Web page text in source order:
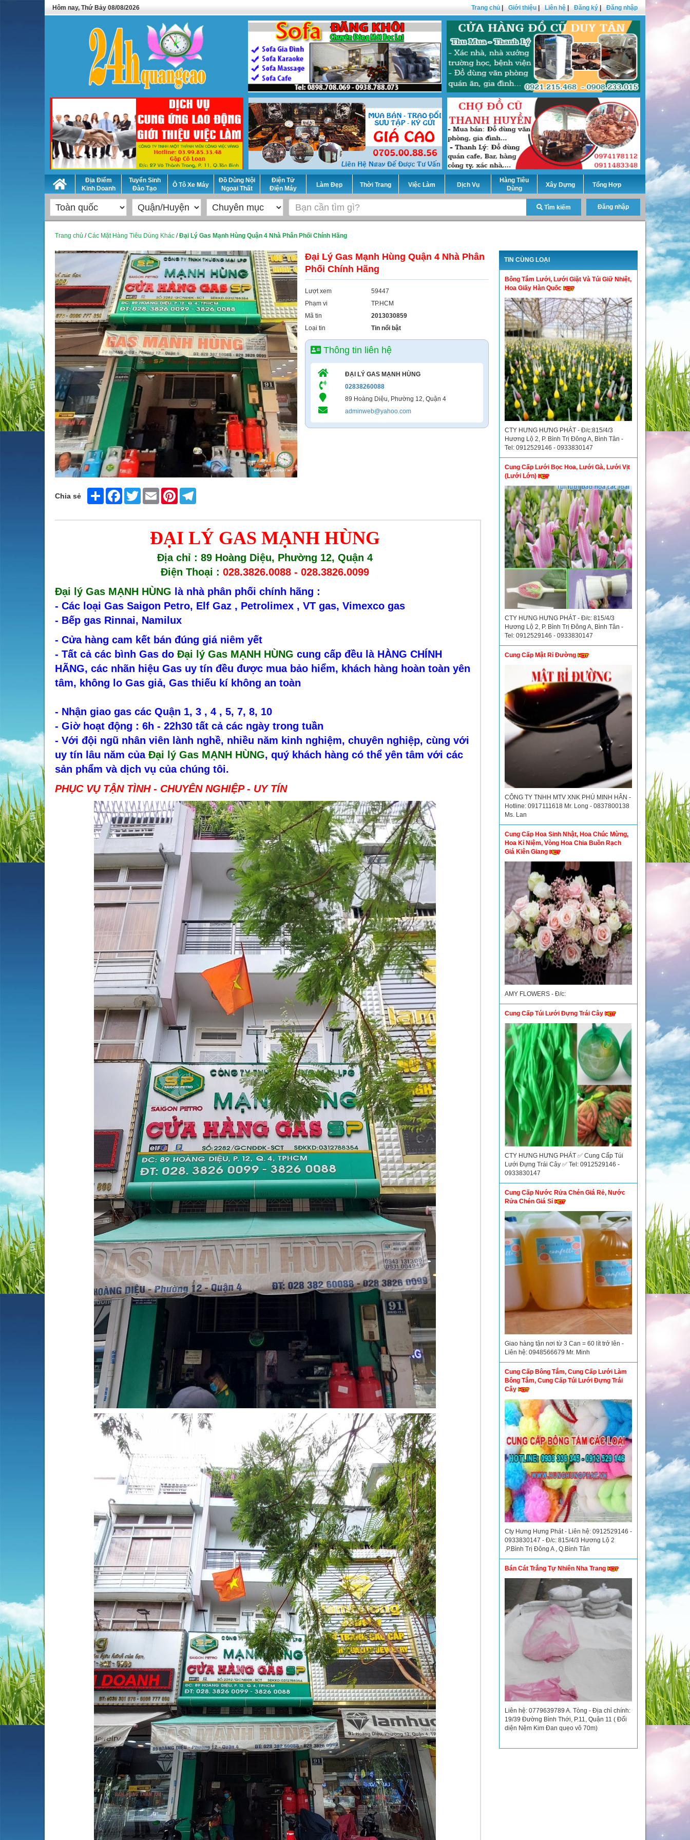
Hôm nay, Thứ Bảy 08/08/2026 Trang chủ Giới thiệu Liên hệ Đăng ký Đăng nhập
Địa Điểm
Kinh Doanh
Tuyển Sinh
Đào Tạo
Ô Tô Xe Máy
Đồ Dùng Nội
Ngoại Thất
Điện Tử
Điện Máy
Làm Đẹp Thời Trang Việc Làm Dịch Vụ
Hàng Tiêu
Dùng
Xây Dựng Tổng Hợp
Tìm kiếm Đăng nhập
Trang chủ /Các Mặt Hàng Tiêu Dùng Khác /Đại Lý Gas Mạnh Hùng Quận 4 Nhà Phân Phối Chính Hãng
Chia sẻ Share FacebookTwitter Email Pinterest
Đại Lý Gas Mạnh Hùng Quận 4 Nhà Phân
Phối Chính Hãng
Lượt xem
59447
Phạm vi
TP.HCM
Mã tin
2013030859
Loại tin
Tin nổi bật
Thông tin liên hệ
ĐẠI LÝ GAS MẠNH HÙNG
02838260088
89 Hoàng Diệu, Phường 12, Quận 4
adminweb@yahoo.com
ĐẠI LÝ GAS MẠNH HÙNG
Địa chỉ : 89 Hoàng Diệu, Phường 12, Quận 4
Điện Thoại : 028.3826.0088 - 028.3826.0099
Đại lý Gas MẠNH HÙNG là nhà phân phối chính hãng :
- Các loại Gas Saigon Petro, Elf Gaz , Petrolimex , VT gas, Vimexco gas
- Bếp gas Rinnai, Namilux
- Cửa hàng cam kết bán đúng giá niêm yết
- Tất cả các bình Gas do Đại lý Gas MẠNH HÙNG cung cấp đều là HÀNG CHÍNH
HÃNG, các nhãn hiệu Gas uy tín đều được mua bảo hiểm, khách hàng hoàn toàn yên
tâm, không lo Gas giả, Gas thiếu kí không an toàn
- Nhận giao gas các Quận 1, 3 , 4 , 5, 7, 8, 10
- Giờ hoạt động : 6h - 22h30 tất cả các ngày trong tuần
- Với đội ngũ nhân viên lành nghề, nhiều năm kinh nghiệm, chuyên nghiệp, cùng với
uy tín lâu năm của Đại lý Gas MẠNH HÙNG, quý khách hàng có thể yên tâm với các
sản phẩm và dịch vụ của chúng tôi.
PHỤC VỤ TẬN TÌNH - CHUYÊN NGHIỆP - UY TÍN
TIN CÙNG LOẠI
Bông Tắm Lưới, Lưới Giặt Và Túi Giữ Nhiệt,
Hoa Giấy Hàn Quốc
CTY HƯNG HƯNG PHÁT - Đ/c:815/4/3
Hương Lộ 2, P. Bình Trị Đông A, Bình Tân -
Tel: 0912529146 - 0933830147
Cung Cấp Lưới Bọc Hoa, Lưới Gà, Lưới Vịt
(Lưới Lớn)
CTY HƯNG HƯNG PHÁT - Đ/c: 815/4/3
Hương Lộ 2, P. Bình Trị Đông A, Bình Tân -
Tel: 0912529146 - 0933830147
Cung Cấp Mật Rỉ Đường
CÔNG TY TNHH MTV XNK PHÚ MINH HÂN -
Hotline: 0917111618 Mr. Long - 0837800138
Ms. Lan
Cung Cấp Hoa Sinh Nhật, Hoa Chúc Mừng,
Hoa Kỉ Niệm, Vòng Hoa Chia Buồn Rạch
Giá Kiên Giang
AMY FLOWERS - Đ/c:
Cung Cấp Túi Lưới Đựng Trái Cây
CTY HƯNG HƯNG PHÁT ✅ Cung Cấp Túi
Lưới Đựng Trái Cây ✅ Tel: 0912529146 -
0933830147
Cung Cấp Nước Rửa Chén Giá Rẻ, Nước
Rửa Chén Giá Sỉ
Giao hàng tận nơi từ 3 Can = 60 lít trở lên -
Liên hệ: 0948566679 Mr. Minh
Cung Cấp Bông Tắm, Cung Cấp Lưới Làm
Bông Tắm, Cung Cấp Túi Lưới Đựng Trái
Cây
Cty Hưng Hưng Phát - Liên hệ: 0912529146 -
0933830147 - Đ/c: 815/4/3 Hương Lộ 2
,P.Bình Trị Đông A , Q.Bình Tân
Bán Cát Trắng Tự Nhiên Nha Trang
Liên hệ: 0779639789 A. Tòng - Địa chỉ chính:
19/39 Đường Bình Thới, P.11, Quận 11 ( Đối
diện Nệm Kim Đan quẹo vô 70m)